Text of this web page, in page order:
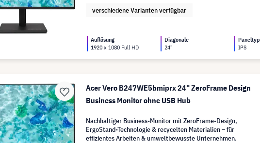
verschiedene Varianten verfügbar
Auflösung
1920 x 1080 Full HD
Diagonale
24"
Paneltyp
IPS
Acer Vero B247WE5bmiprx 24" ZeroFrame Design
Business Monitor ohne USB Hub
Nachhaltiger Business-Monitor mit ZeroFrame-Design,
ErgoStand-Technologie & recycelten Materialien – für
effizientes Arbeiten & umweltbewusste Unternehmen.